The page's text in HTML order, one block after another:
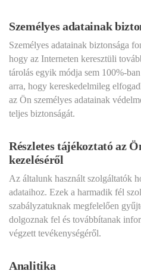
Személyes adatainak
Személyes adatainak biztonsága
hogy az Interneten keresztüli
tárolás egyik módja sem 100%-
arra, hogy kereskedelmileg
az Ön személyes adatainak
teljes biztonságát.
Részletes tájékoztató az
kezeléséről
Az általunk használt szolgáltatók
adataihoz. Ezek a harmadik fél
szabályzatuknak megfelelően
dolgoznak fel és továbbítanak
végzett tevékenységéről.
Analitika